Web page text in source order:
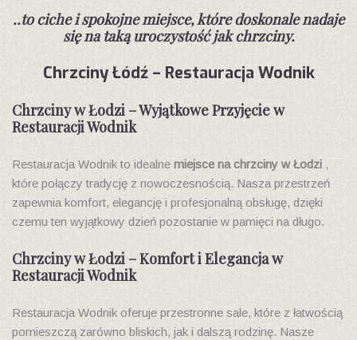
..to ciche i spokojne miejsce, które doskonale nadaje
się na taką uroczystość jak chrzciny.
Chrzciny Łódź – Restauracja Wodnik
Chrzciny w Łodzi – Wyjątkowe Przyjęcie w
Restauracji Wodnik
Restauracja Wodnik to idealne miejsce na chrzciny w Łodzi ,
które połączy tradycję z nowoczesnością. Nasza przestrzeń
zapewnia komfort, elegancję i profesjonalną obsługę, dzięki
czemu ten wyjątkowy dzień pozostanie w pamięci na długo.
Chrzciny w Łodzi – Komfort i Elegancja w
Restauracji Wodnik
Restauracja Wodnik oferuje przestronne sale, które z łatwością
pomieszczą zarówno bliskich, jak i dalszą rodzinę. Nasze